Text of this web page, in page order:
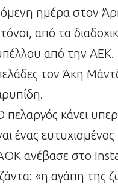
ημέρα στον
τόνοι, από τα
από την ΑΕΚ.
τον Άκη
πελαργός κάνει
ένας
ανέβασε στο
«η αγάπη της